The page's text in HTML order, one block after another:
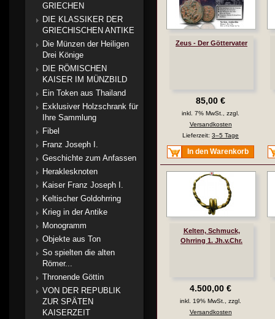
Zeus - Der Göttervater
85,00 €
inkl. 7% MwSt., zzgl.
Versandkosten
Lieferzeit: 3–5 Tage
In den Warenkorb
Kelten, Schmuck,
Ohrring 1. Jh.v.Chr.
4.500,00 €
inkl. 19% MwSt., zzgl.
Versandkosten
GRIECHEN
DIE KLASSIKER DER
GRIECHISCHEN ANTIKE
Die Münzen der Heiligen
Drei Könige
DIE RÖMISCHEN
KAISER IM MÜNZBILD
Ein Token aus Thailand
Exklusiver Holzschrank für
Ihre Sammlung
Fibel
Franz Joseph I.
Geschichte zum Anfassen
Heraklesknoten
Kaiser Franz Joseph I.
Keltischer Goldohrring
Krieg in der Antike
Monogramm
Objekte aus Ton
So spielten die alten
Römer...
Thronende Göttin
VON DER REPUBLIK
ZUR SPÄTEN
KAISERZEIT